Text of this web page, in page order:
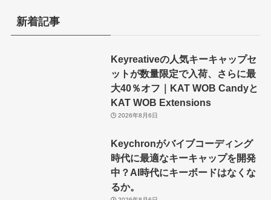
新着記事
Keyreativeの人気キーキャップセ
ットが数量限定で入荷、さらに最
大40％オフ｜KAT WOB Candyと
KAT WOB Extensions
2026年8月6日
Keychronがバイブコーディング
時代に最適なキーキャップを開発
中？AI時代にキーボードはなくな
るか。